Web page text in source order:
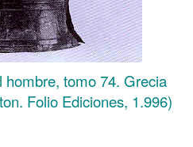
hombre, tomo 74. Grecia
Folio Ediciones, 1.996)